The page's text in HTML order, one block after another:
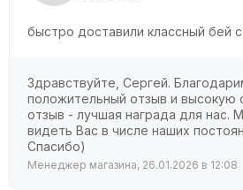
быстро доставили классный бей
Здравствуйте, Сергей.
положительный отзыв и высокую
отзыв - лучшая награда для нас.
видеть Вас в числе наших
Спасибо)
Менеджер магазина, 26.01.2026 в 12:08